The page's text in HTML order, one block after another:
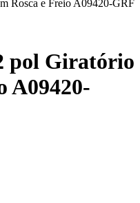
pol Giratório
A09420-